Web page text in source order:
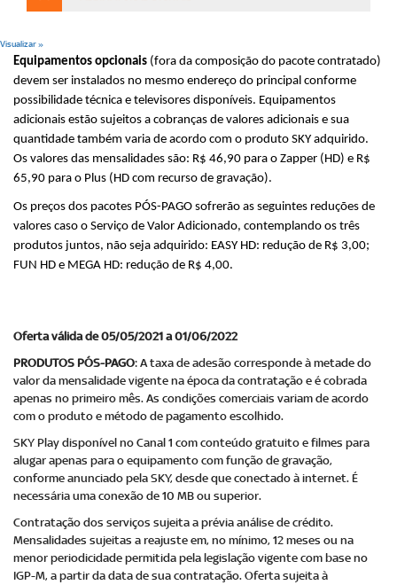
Visualizar »
Equipamentos opcionais (fora da composição do pacote contratado)
devem ser instalados no mesmo endereço do principal conforme
possibilidade técnica e televisores disponíveis. Equipamentos
adicionais estão sujeitos a cobranças de valores adicionais e sua
quantidade também varia de acordo com o produto SKY adquirido.
Os valores das mensalidades são: R$ 46,90 para o Zapper (HD) e R$
65,90 para o Plus (HD com recurso de gravação).
Os preços dos pacotes PÓS-PAGO sofrerão as seguintes reduções de
valores caso o Serviço de Valor Adicionado, contemplando os três
produtos juntos, não seja adquirido: EASY HD: redução de R$ 3,00;
FUN HD e MEGA HD: redução de R$ 4,00.
Oferta válida de 05/05/2021 a 01/06/2022
PRODUTOS PÓS-PAGO: A taxa de adesão corresponde à metade do
valor da mensalidade vigente na época da contratação e é cobrada
apenas no primeiro mês. As condições comerciais variam de acordo
com o produto e método de pagamento escolhido.
SKY Play disponível no Canal 1 com conteúdo gratuito e filmes para
alugar apenas para o equipamento com função de gravação,
conforme anunciado pela SKY, desde que conectado à internet. É
necessária uma conexão de 10 MB ou superior.
Contratação dos serviços sujeita a prévia análise de crédito.
Mensalidades sujeitas a reajuste em, no mínimo, 12 meses ou na
menor periodicidade permitida pela legislação vigente com base no
IGP-M, a partir da data de sua contratação. Oferta sujeita à